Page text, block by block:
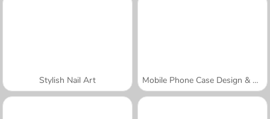
Stylish Nail Art Mobile Phone Case Design & DIY